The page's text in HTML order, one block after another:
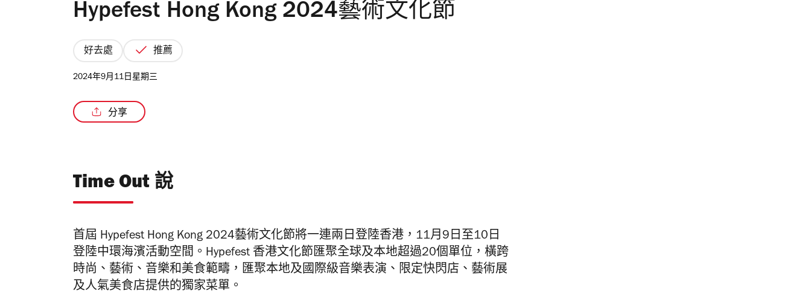
Hypefest Hong Kong 2024藝術文化節
好去處 推薦
2024年9月11日星期三
分享
Time Out 說
首屆 Hypefest Hong Kong 2024藝術文化節將一連兩日登陸香港，11月9日至10日
登陸中環海濱活動空間。Hypefest 香港文化節匯聚全球及本地超過20個單位，橫跨
時尚、藝術、音樂和美食範疇，匯聚本地及國際級音樂表演、限定快閃店、藝術展
及人氣美食店提供的獨家菜單。